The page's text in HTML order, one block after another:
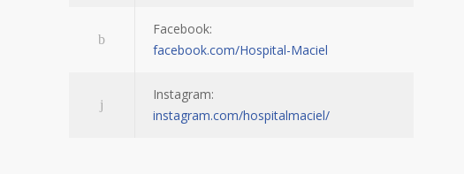
Facebook:
facebook.com/Hospital-Maciel
Instagram:
instagram.com/hospitalmaciel/